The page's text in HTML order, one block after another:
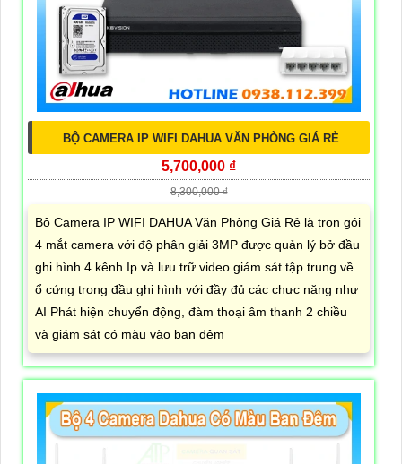
BỘ CAMERA IP WIFI DAHUA VĂN PHÒNG GIÁ RẺ
5,700,000 ₫
8,300,000 ₫
Bộ Camera IP WIFI DAHUA Văn Phòng Giá Rẻ là trọn gói
4 mắt camera với độ phân giải 3MP được quản lý bở đầu
ghi hình 4 kênh Ip và lưu trữ video giám sát tập trung về
ổ cứng trong đầu ghi hình với đầy đủ các chưc năng như
AI Phát hiện chuyển động, đàm thoại âm thanh 2 chiều
và giám sát có màu vào ban đêm